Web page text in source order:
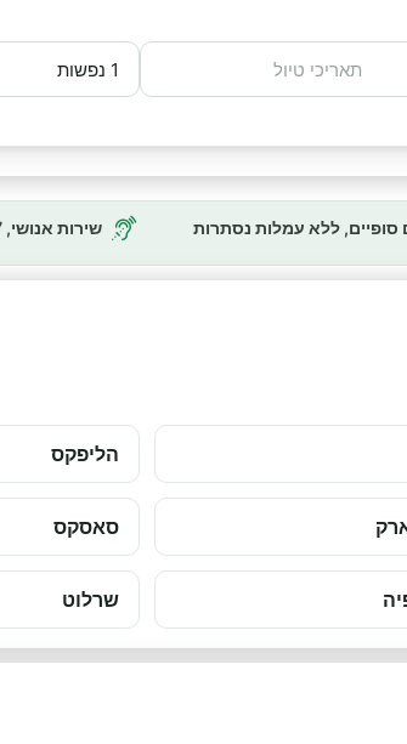
סופיים, ללא עמלות נסתרות שירות אנושי, 7 ימים בשבוע
הליפקס
סאסקס
שרלוט